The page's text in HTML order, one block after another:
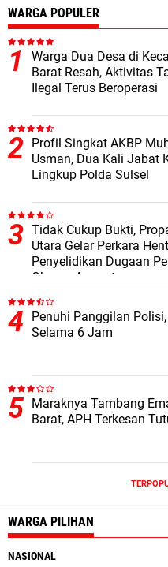
WARGA POPULER
Warga Dua Desa di
Barat Resah, Aktivitas
Ilegal Terus Beroperasi
Profil Singkat AKBP
Usman, Dua Kali Jabat
Lingkup Polda Sulsel
Tidak Cukup Bukti,
Utara Gelar Perkara
Penyelidikan Dugaan
Oknum Anggota
Penuhi Panggilan
Selama 6 Jam
Maraknya Tambang
Barat, APH Terkesan
WARGA PILIHAN
NASIONAL